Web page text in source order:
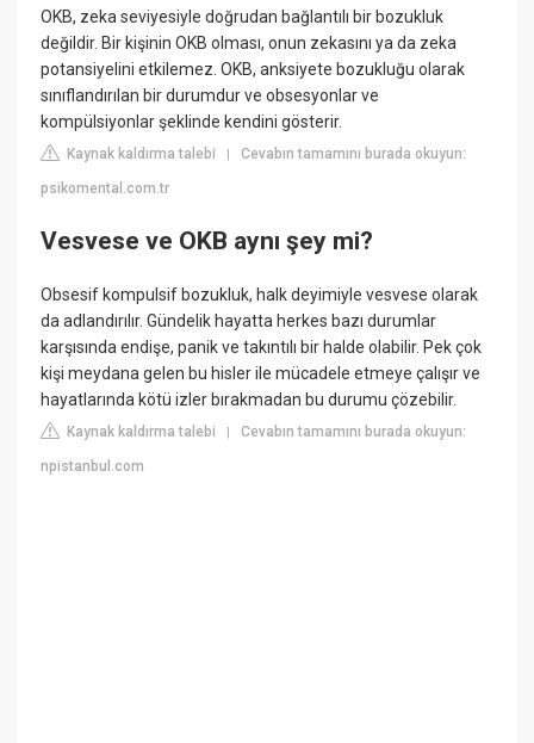
OKB, zeka seviyesiyle doğrudan bağlantılı bir bozukluk
değildir. Bir kişinin OKB olması, onun zekasını ya da zeka
potansiyelini etkilemez. OKB, anksiyete bozukluğu olarak
sınıflandırılan bir durumdur ve obsesyonlar ve
kompülsiyonlar şeklinde kendini gösterir.
Kaynak kaldırma talebi |Cevabın tamamını burada okuyun:
psikomental.com.tr
Vesvese ve OKB aynı şey mi?
Obsesif kompulsif bozukluk, halk deyimiyle vesvese olarak
da adlandırılır. Gündelik hayatta herkes bazı durumlar
karşısında endişe, panik ve takıntılı bir halde olabilir. Pek çok
kişi meydana gelen bu hisler ile mücadele etmeye çalışır ve
hayatlarında kötü izler bırakmadan bu durumu çözebilir.
Kaynak kaldırma talebi |Cevabın tamamını burada okuyun:
npistanbul.com